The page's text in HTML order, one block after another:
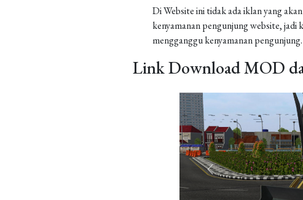
Di Website ini tidak ada iklan yang
kenyamanan pengunjung website,
mengganggu kenyamanan pengunjung.
Link Download MOD